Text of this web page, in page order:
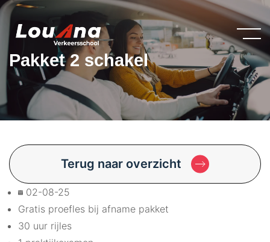
Pakket 2 schakel
Terug naar overzicht
02-08-25
Gratis proefles bij afname pakket
30 uur rijles